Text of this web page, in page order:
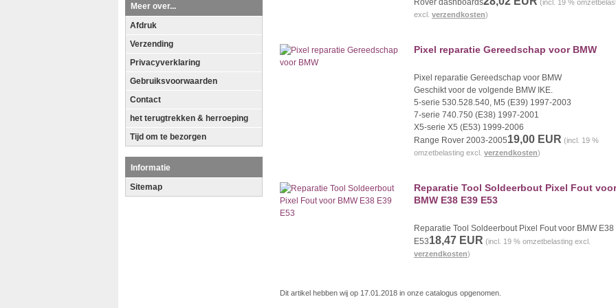
Meer over...
Afdruk
Verzending
Privacyverklaring
Gebruiksvoorwaarden
Contact
het terugtrekken & herroeping
Tijd om te bezorgen
Informatie
Sitemap
Rover dashboards
(incl. 19 %
excl. verzendkosten)
Pixel reparatie Gereedschap voor BMW
Pixel reparatie Gereedschap voor BMW
Geschikt voor de volgende BMW IKE.
5-serie 530.528.540, M5 (E39) 1997-2003
7-serie 740.750 (E38) 1997-2001
X5-serie X5 (E53) 1999-2006
Range Rover 2003-200519,00 EUR (incl. 19 %
omzetbelasting excl. verzendkosten)
Reparatie Tool Soldeerbout Pixel Fout voor
BMW E38 E39 E53
Reparatie Tool Soldeerbout Pixel Fout voor BMW E38
E5318,47 EUR (incl. 19 % omzetbelasting excl.
verzendkosten)
Dit artikel hebben wij op 17.01.2018 in onze catalogus opgenomen.